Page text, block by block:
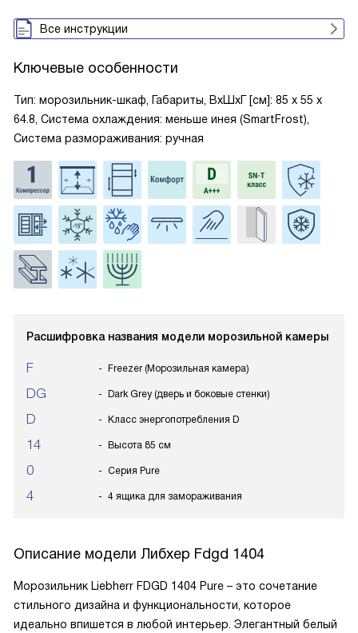
Все инструкции
Ключевые особенности
Тип: морозильник-шкаф, Габариты, ВxШxГ [см]: 85 х 55 х
64.8, Система охлаждения: меньше инея (SmartFrost),
Система размораживания: ручная
Расшифровка названия модели морозильной камеры
F Freezer (Морозильная камера)
DG Dark Grey (дверь и боковые стенки)
D Класс энергопотребления D
14 Высота 85 см
0 Серия Pure
4 4 ящика для замораживания
Описание модели Либхер Fdgd 1404
Морозильник Liebherr FDGD 1404 Pure – это сочетание
стильного дизайна и функциональности, которое
идеально впишется в любой интерьер. Элегантный белый